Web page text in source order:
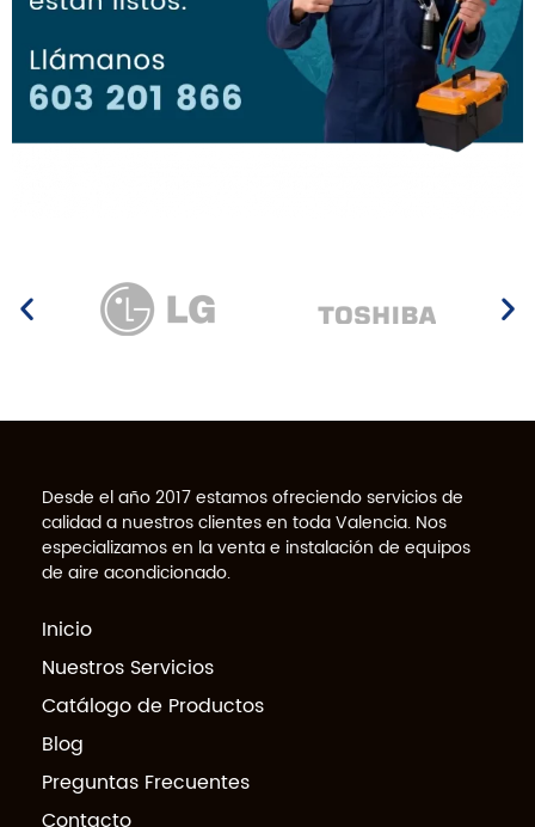
Desde el año 2017 estamos ofreciendo servicios de
calidad a nuestros clientes en toda Valencia. Nos
especializamos en la venta e instalación de equipos
de aire acondicionado.
Inicio
Nuestros Servicios
Catálogo de Productos
Blog
Preguntas Frecuentes